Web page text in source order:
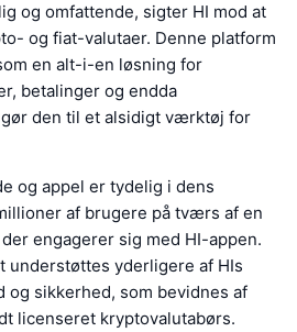
og omfattende, sigter HI mod at
og fiat-valutaer. Denne platform
en alt-i-en løsning for
betalinger og endda
den til et alsidigt værktøj for
og appel er tydelig i dens
af brugere på tværs af en
engagerer sig med HI-appen.
understøttes yderligere af HIs
sikkerhed, som bevidnes af
licenseret kryptovalutabørs.